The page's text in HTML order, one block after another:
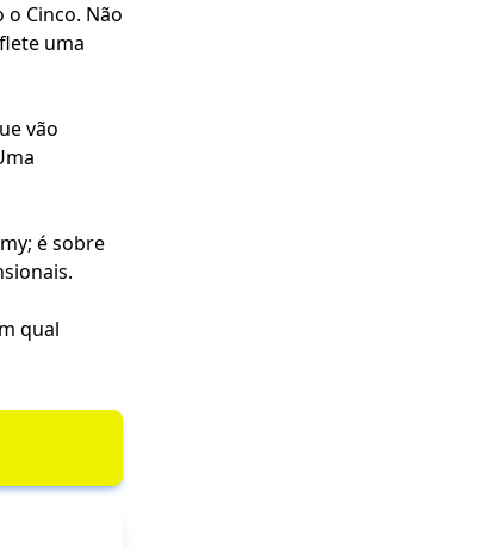
Cinco. Não
uma
vão
é sobre
qual